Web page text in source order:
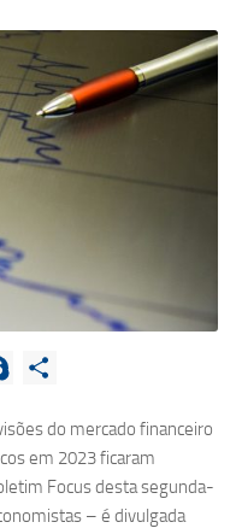
Skype
do mercado financeiro
em 2023 ficaram
Focus desta segunda-
– é divulgada